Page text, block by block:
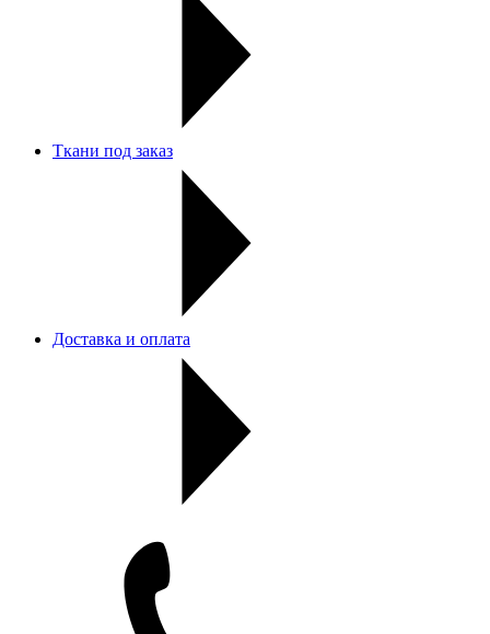
Ткани под заказ
Доставка и оплата